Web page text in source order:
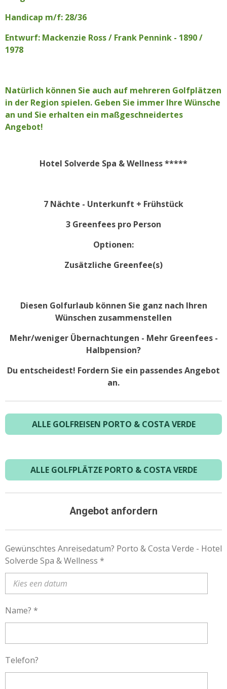
Handicap m/f: 28/36
Entwurf: Mackenzie Ross / Frank Pennink - 1890 /
1978
Natürlich können Sie auch auf mehreren Golfplätzen
in der Region spielen. Geben Sie immer Ihre Wünsche
an und Sie erhalten ein maßgeschneidertes
Angebot!
Hotel Solverde Spa & Wellness *****
7 Nächte - Unterkunft + Frühstück
3 Greenfees pro Person
Optionen:
Zusätzliche Greenfee(s)
Diesen Golfurlaub können Sie ganz nach Ihren
Wünschen zusammenstellen
Mehr/weniger Übernachtungen - Mehr Greenfees -
Halbpension?
Du entscheidest! Fordern Sie ein passendes Angebot
an.
ALLE GOLFREISEN PORTO & COSTA VERDE
ALLE GOLFPLÄTZE PORTO & COSTA VERDE
Angebot anfordern
Gewünschtes Anreisedatum? Porto & Costa Verde - Hotel
Solverde Spa & Wellness *
Name? *
Telefon?